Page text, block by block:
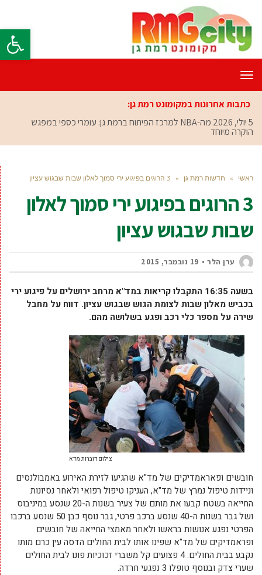
פתח
תפריט
כתבות אחרונות במקומונט רמת גן:
5 יולי, 2026
מה-NBA למרכז הפיתוח ברמת גן: עומרי כספי במפגש
הוקרה מיוחד
ראשי » חדשות רמת גן » 3 הרוגים בפיגוע ירי סמוך לאלון שבות שבגוש עציון
3 הרוגים בפיגוע ירי סמוך לאלון
שבות שבגוש עציון
ערן הלר 19 נובמבר, 2015
בשעה 16:35 התקבלו קריאות במד"א מרחב ירושלים על פיגוע ירי
בכביש מאלון שבות לצומת הגוש שבגוש עציון. דווח על מחבל
שירה על מספר כלי רכב ופגע בשלושה מהם.
צילום דוברות מדא
חובשים ופאראמדיקים של מד"א שהגיעו לזירת האירוע באמבולנסים
וניידות טיפול נמרץ של מד"א, העניקו טיפול רפואי ולאחר נסיונות
החייאה בשטח קבעו את מותם של צעיר בשנות ה-20 שנסע במיניבוס
ושל גבר בשנות ה-40 שנסע ברכב פרטי, גבר נוסף כבן 50 שנסע ברכבו
הפרטי נפגע אנושות בראשו ולאחר מאמצי החייאה של חובשים
ופראמדיקים של מד"א שפינו אותו לבית החולים הדסה עין כרם מותו
נקבע בבית החולים. 4 פצועים קל משברי זכוכיות פונו לבית החולים
שערי צדק ובנוסף טופלו 3 נפגעי חרדה.